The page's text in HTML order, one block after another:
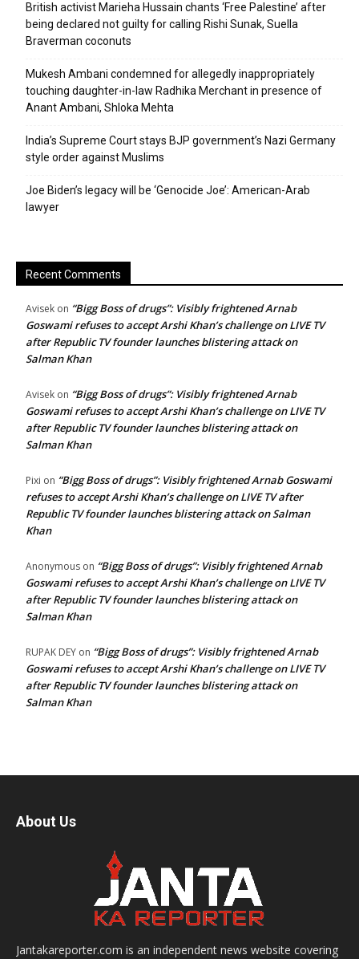
British activist Marieha Hussain chants ‘Free Palestine’ after
being declared not guilty for calling Rishi Sunak, Suella
Braverman coconuts
Mukesh Ambani condemned for allegedly inappropriately
touching daughter-in-law Radhika Merchant in presence of
Anant Ambani, Shloka Mehta
India’s Supreme Court stays BJP government’s Nazi Germany
style order against Muslims
Joe Biden’s legacy will be ‘Genocide Joe’: American-Arab
lawyer
Recent Comments
Avisek on “Bigg Boss of drugs”: Visibly frightened Arnab
Goswami refuses to accept Arshi Khan’s challenge on LIVE TV
after Republic TV founder launches blistering attack on
Salman Khan
Avisek on “Bigg Boss of drugs”: Visibly frightened Arnab
Goswami refuses to accept Arshi Khan’s challenge on LIVE TV
after Republic TV founder launches blistering attack on
Salman Khan
Pixi on “Bigg Boss of drugs”: Visibly frightened Arnab Goswami
refuses to accept Arshi Khan’s challenge on LIVE TV after
Republic TV founder launches blistering attack on Salman
Khan
Anonymous on “Bigg Boss of drugs”: Visibly frightened Arnab
Goswami refuses to accept Arshi Khan’s challenge on LIVE TV
after Republic TV founder launches blistering attack on
Salman Khan
RUPAK DEY on “Bigg Boss of drugs”: Visibly frightened Arnab
Goswami refuses to accept Arshi Khan’s challenge on LIVE TV
after Republic TV founder launches blistering attack on
Salman Khan
About Us
Jantakareporter.com is an independent news website covering